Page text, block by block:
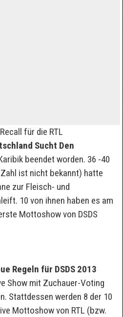
für die RTL
Sucht Den
beendet worden. 36 -40
ist nicht bekannt) hatte
zur Fleisch- und
10 von ihnen haben es am
Mottoshow von DSDS
Regeln für DSDS 2013
Show mit Zuchauer-Voting
Stattdessen werden 8 der 10
Mottoshow von RTL (bzw.